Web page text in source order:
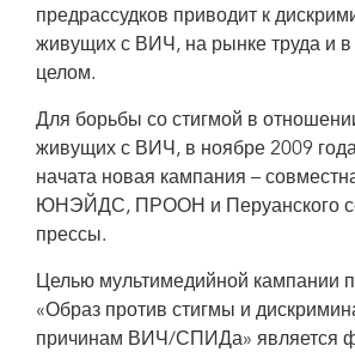
предрассудков приводит к
живущих с ВИЧ, на рынке труда и в
целом.
Для борьбы со стигмой в
живущих с ВИЧ, в ноябре 2009
начата новая кампания –
ЮНЭЙДС, ПРООН и Перуанского
прессы.
Целью мультимедийной кампании
«Образ против стигмы и
причинам ВИЧ/СПИДа» является